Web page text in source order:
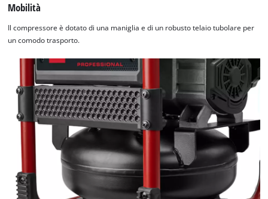
Mobilità
Il compressore è dotato di una maniglia e di un robusto telaio tubolare per
un comodo trasporto.